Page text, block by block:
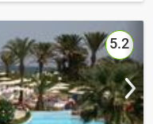
5.2